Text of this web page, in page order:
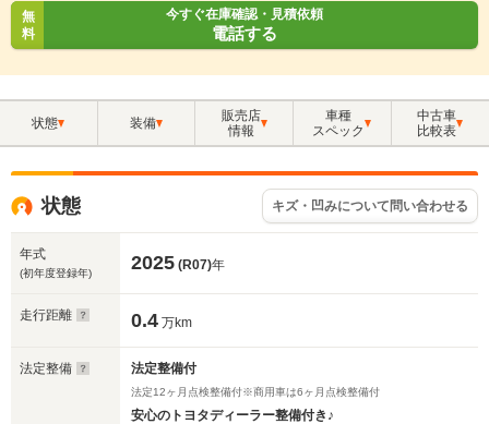
無
料
今すぐ在庫確認・見積依頼
電話する
状態 装備
販売店
情報
車種
スペック
中古車
比較表
状態 キズ・凹みについて問い合わせる
年式
(初年度登録年) 2025 (R07)年
走行距離 0.4 万km
法定整備 法定整備付
法定12ヶ月点検整備付※商用車は6ヶ月点検整備付
安心のトヨタディーラー整備付き♪